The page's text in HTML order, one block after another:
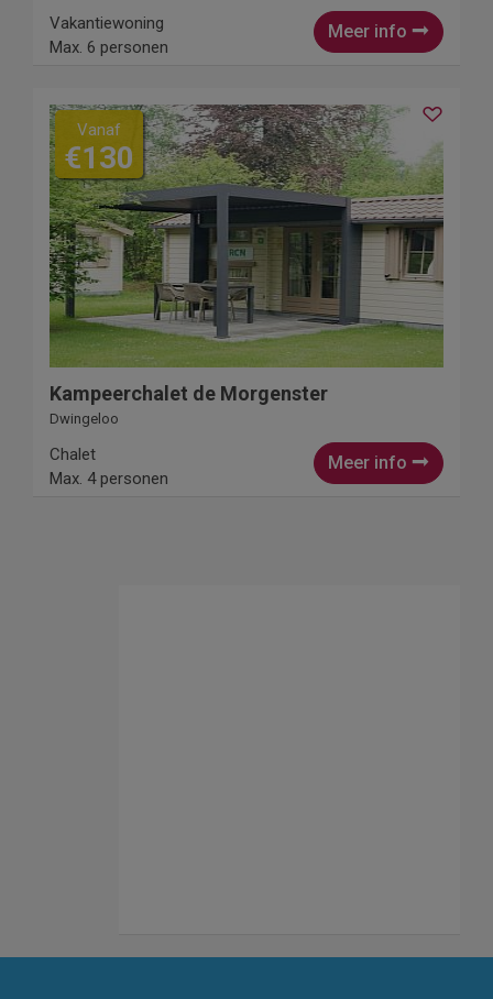
Meer info
Vakantiewoning
Max. 6 personen
Vanaf
€130
Kampeerchalet de Morgenster
Dwingeloo
Meer info
Chalet
Max. 4 personen